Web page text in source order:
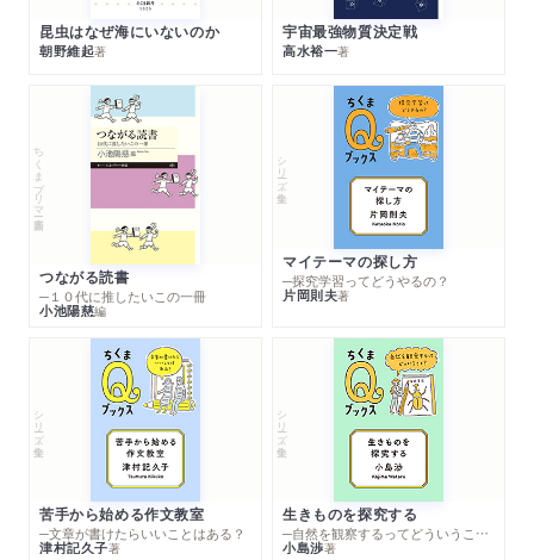
昆虫はなぜ海にいないのか
朝野維起著
宇宙最強物質決定戦
高水裕一著
ちくまプリマー新書
つながる読書
─１０代に推したいこの一冊
小池陽慈編
シリーズ・全集
マイテーマの探し方
─探究学習ってどうやるの？
片岡則夫著
シリーズ・全集
苦手から始める作文教室
─文章が書けたらいいことはある？
津村記久子著
シリーズ・全集
生きものを探究する
─自然を観察するってどういうこと？
小島渉著